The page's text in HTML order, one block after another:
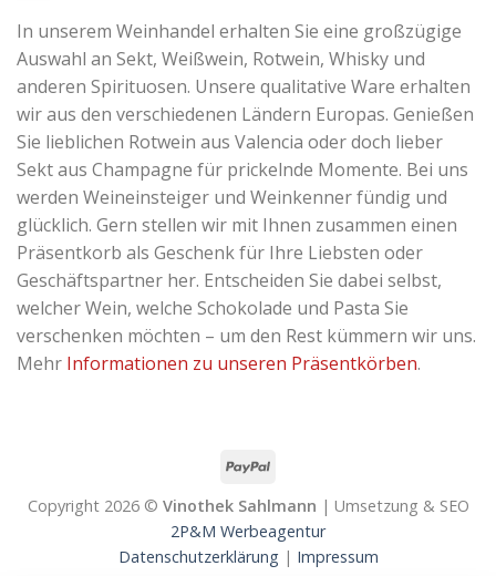
In unserem Weinhandel erhalten Sie eine großzügige
Auswahl an Sekt, Weißwein, Rotwein, Whisky und
anderen Spirituosen. Unsere qualitative Ware erhalten
wir aus den verschiedenen Ländern Europas. Genießen
Sie lieblichen Rotwein aus Valencia oder doch lieber
Sekt aus Champagne für prickelnde Momente. Bei uns
werden Weineinsteiger und Weinkenner fündig und
glücklich. Gern stellen wir mit Ihnen zusammen einen
Präsentkorb als Geschenk für Ihre Liebsten oder
Geschäftspartner her. Entscheiden Sie dabei selbst,
welcher Wein, welche Schokolade und Pasta Sie
verschenken möchten – um den Rest kümmern wir uns.
Mehr Informationen zu unseren Präsentkörben.
Copyright 2026 © Vinothek Sahlmann | Umsetzung & SEO
2P&M Werbeagentur
Datenschutzerklärung | Impressum